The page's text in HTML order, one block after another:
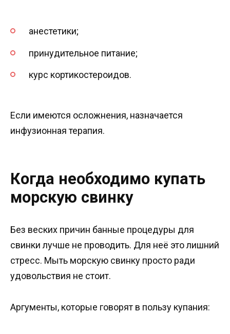
анестетики;
принудительное питание;
курс кортикостероидов.
Если имеются осложнения, назначается
инфузионная терапия.
Когда необходимо купать
морскую свинку
Без веских причин банные процедуры для
свинки лучше не проводить. Для неё это лишний
стресс. Мыть морскую свинку просто ради
удовольствия не стоит.
Аргументы, которые говорят в пользу купания: